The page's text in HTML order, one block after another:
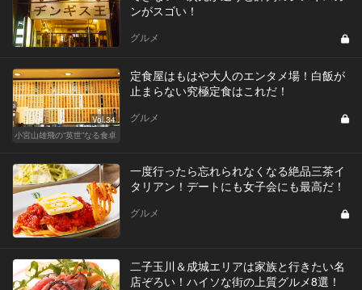
ンがスゴい！
グルメ
Vol.34
小宮山雄飛の“英世”なる食卓
定食屋はもはや大人のエンタメ場！白飯が
止まらない究極定食はこれだ！
グルメ
一度行ったら忘れられなくなる絶品三茶イ
タリアン！デートにも女子会にも最高だ！
グルメ
二子玉川＆成城エリアは家族と行きたい名
店ぞろい！ハイソな街の上質グルメ8選！